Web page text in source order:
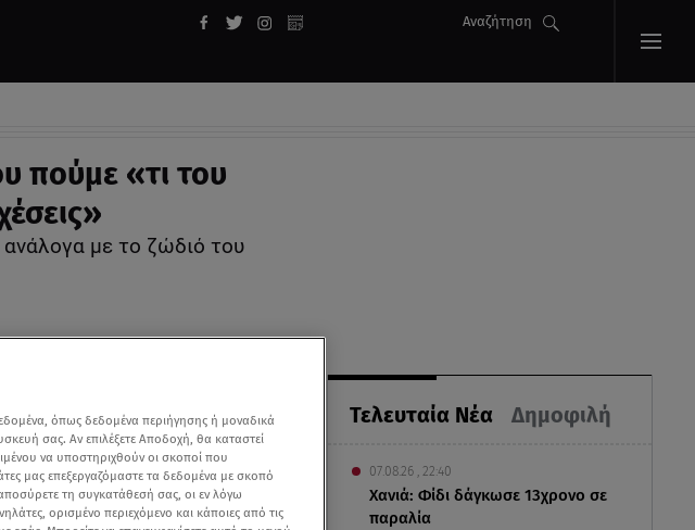
Αναζήτηση
πούμε «τι του
ανάλογα με το ζώδιό του
Τελευταία Νέα Δημοφιλή
07.08.26 , 22:40
Χανιά: Φίδι δάγκωσε 13χρονο σε
παραλία
όπως δεδομένα περιήγησης ή μοναδικά
σας. Αν επιλέξετε Αποδοχή, θα καταστεί
να υποστηριχθούν οι σκοποί που
μας επεξεργαζόμαστε τα δεδομένα με σκοπό
τη συγκατάθεσή σας, οι εν λόγω
ορισμένο περιεχόμενο και κάποιες από τις